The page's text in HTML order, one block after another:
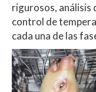
rigurosos, análisis
control de
cada una de las